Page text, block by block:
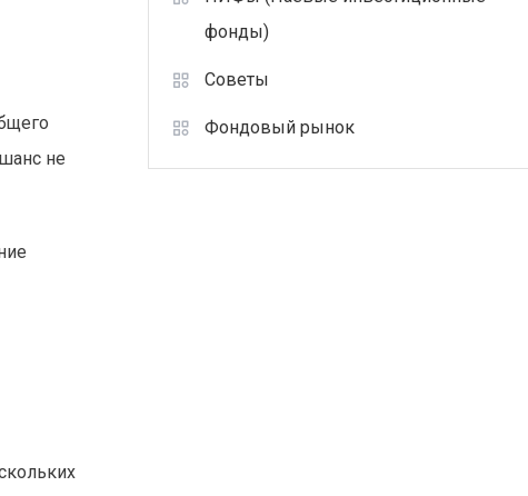
не
фонды)
Советы
Фондовый рынок